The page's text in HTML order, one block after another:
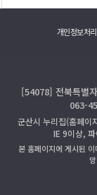
개인정보처
[54078] 전북특별
063-
군산시 누리집(홈페
IE 9이상,
본 홈페이지에 게시된